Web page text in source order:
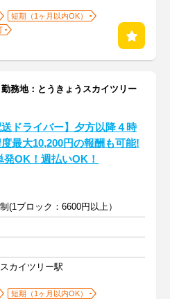
短期（1ヶ月以内OK）
務地：とうきょうスカイツリー
送ドライバー】夕方以降４時
度最大10,200円の報酬も可能!
OK！週払いOK！
(1ブロック：6600円以上）
カイツリー駅
短期（1ヶ月以内OK）